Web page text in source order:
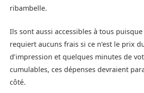
ribambelle.
Ils sont aussi accessibles à tous
requiert aucuns frais si ce n’est le prix
d’impression et quelques minutes de
cumulables, ces dépenses devraient
côté.